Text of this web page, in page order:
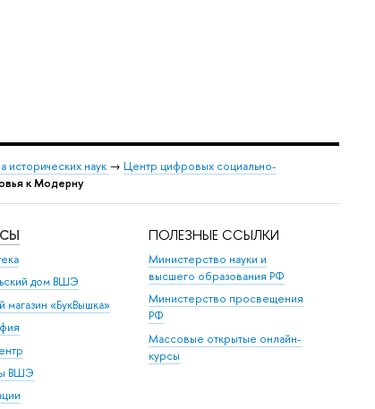
исторических наук → Центр цифровых социально-
к Модерну
дом ВШЭ
магазин «БукВышка»
ВШЭ
ПОЛЕЗНЫЕ ССЫЛКИ
Министерство науки и
высшего образования РФ
Министерство просвещения
РФ
Массовые открытые онлайн-
курсы